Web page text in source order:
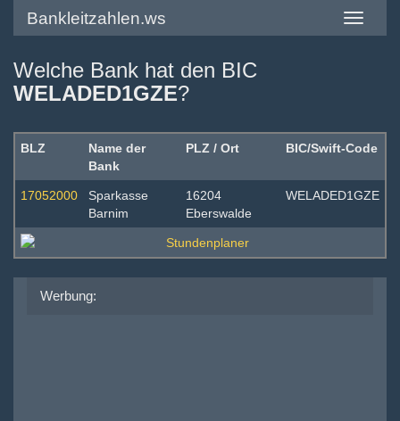
Toggle
Bankleitzahlen.ws
Welche Bank hat den BIC
WELADED1GZE?
BLZ
Name der
Bank
PLZ / Ort BIC/Swift-Code
17052000
Sparkasse
Barnim
16204
Eberswalde
WELADED1GZE
Werbung: